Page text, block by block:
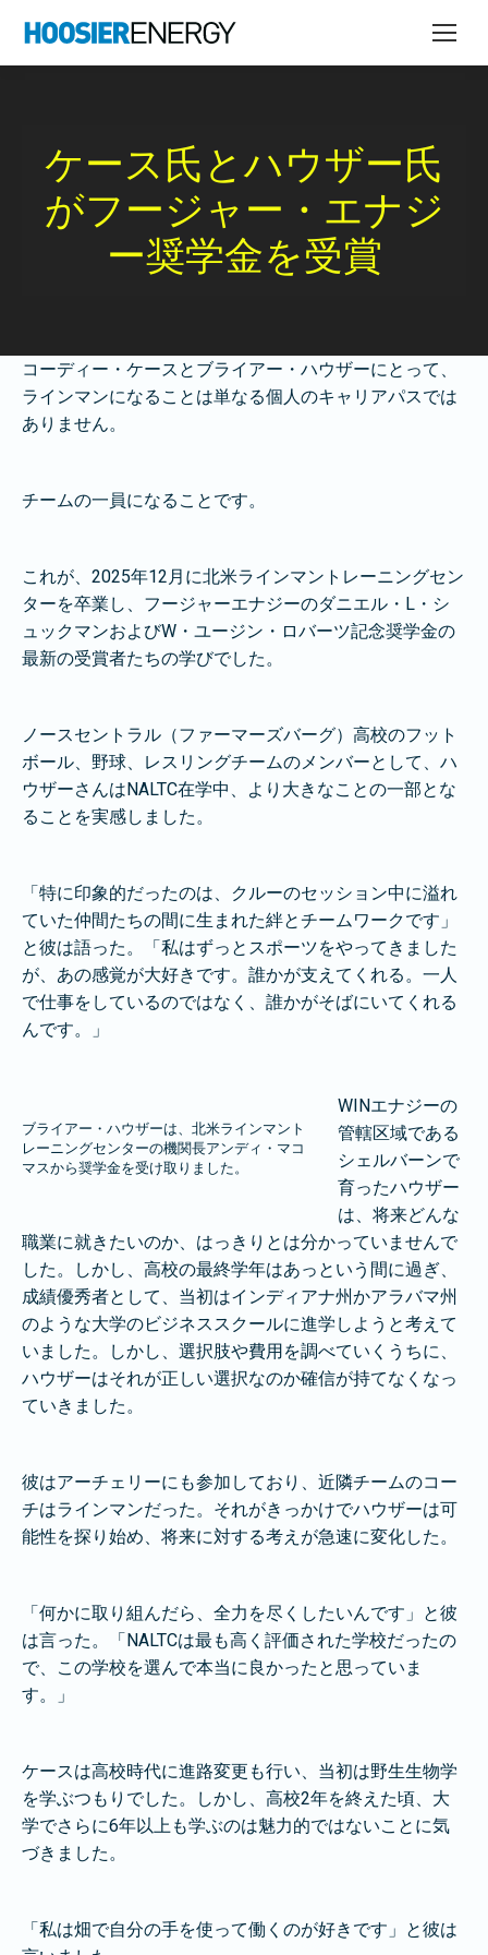
ケース氏とハウザー氏
がフージャー・エナジ
ー奨学金を受賞
コーディー・ケースとブライアー・ハウザーにとって、
ラインマンになることは単なる個人のキャリアパスでは
ありません。
チームの一員になることです。
これが、2025年12月に北米ラインマントレーニングセン
ターを卒業し、フージャーエナジーのダニエル・L・シ
ュックマンおよびW・ユージン・ロバーツ記念奨学金の
最新の受賞者たちの学びでした。
ノースセントラル（ファーマーズバーグ）高校のフット
ボール、野球、レスリングチームのメンバーとして、ハ
ウザーさんはNALTC在学中、より大きなことの一部とな
ることを実感しました。
「特に印象的だったのは、クルーのセッション中に溢れ
ていた仲間たちの間に生まれた絆とチームワークです」
と彼は語った。「私はずっとスポーツをやってきました
が、あの感覚が大好きです。誰かが支えてくれる。一人
で仕事をしているのではなく、誰かがそばにいてくれる
んです。」
ブライアー・ハウザーは、北米ラインマント
レーニングセンターの機関長アンディ・マコ
マスから奨学金を受け取りました。
WINエナジーの
管轄区域である
シェルバーンで
育ったハウザー
は、将来どんな
職業に就きたいのか、はっきりとは分かっていませんで
した。しかし、高校の最終学年はあっという間に過ぎ、
成績優秀者として、当初はインディアナ州かアラバマ州
のような大学のビジネススクールに進学しようと考えて
いました。しかし、選択肢や費用を調べていくうちに、
ハウザーはそれが正しい選択なのか確信が持てなくなっ
ていきました。
彼はアーチェリーにも参加しており、近隣チームのコー
チはラインマンだった。それがきっかけでハウザーは可
能性を探り始め、将来に対する考えが急速に変化した。
「何かに取り組んだら、全力を尽くしたいんです」と彼
は言った。「NALTCは最も高く評価された学校だったの
で、この学校を選んで本当に良かったと思っていま
す。」
ケースは高校時代に進路変更も行い、当初は野生生物学
を学ぶつもりでした。しかし、高校2年を終えた頃、大
学でさらに6年以上も学ぶのは魅力的ではないことに気
づきました。
「私は畑で自分の手を使って働くのが好きです」と彼は